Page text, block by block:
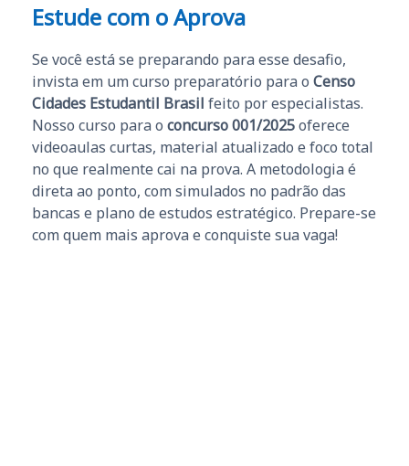
Estude com o Aprova
Se você está se preparando para esse desafio,
invista em um curso preparatório para o Censo
Cidades Estudantil Brasil feito por especialistas.
Nosso curso para o concurso 001/2025oferece
videoaulas curtas, material atualizado e foco total
no que realmente cai na prova. A metodologia é
direta ao ponto, com simulados no padrão das
bancas e plano de estudos estratégico. Prepare-se
com quem mais aprova e conquiste sua vaga!